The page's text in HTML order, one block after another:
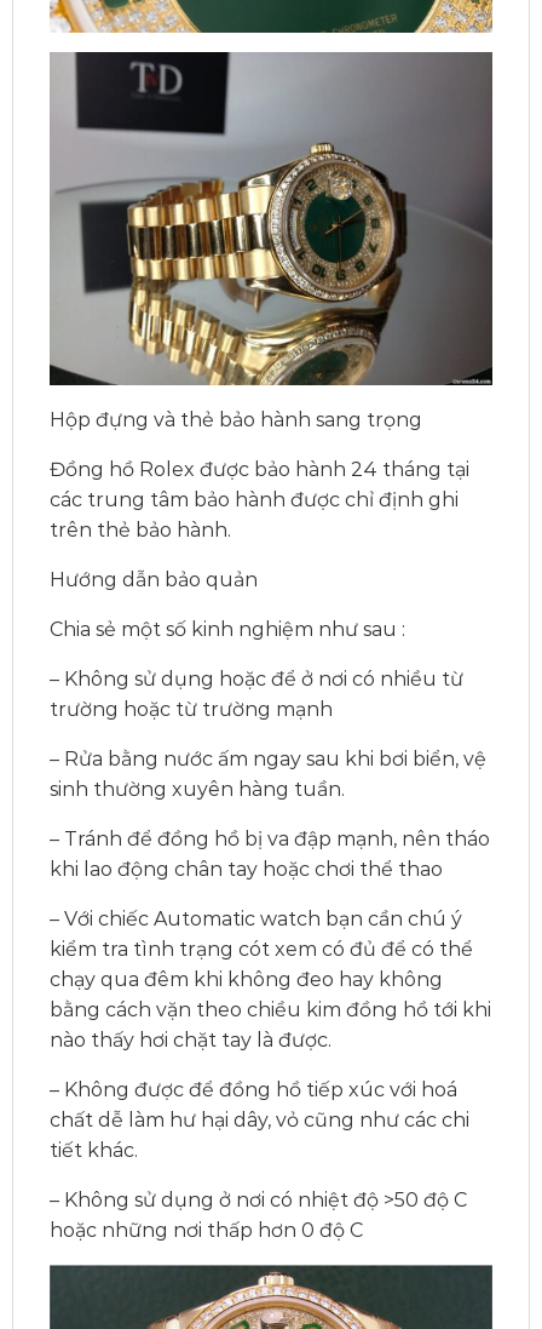
Hộp đựng và thẻ bảo hành sang trọng
Đồng hồ Rolex được bảo hành 24 tháng tại
các trung tâm bảo hành được chỉ định ghi
trên thẻ bảo hành.
Hướng dẫn bảo quản
Chia sẻ một số kinh nghiệm như sau :
– Không sử dụng hoặc để ở nơi có nhiều từ
trường hoặc từ trường mạnh
– Rửa bằng nước ấm ngay sau khi bơi biển, vệ
sinh thường xuyên hàng tuần.
– Tránh để đồng hồ bị va đập mạnh, nên tháo
khi lao động chân tay hoặc chơi thể thao
– Với chiếc Automatic watch bạn cần chú ý
kiểm tra tình trạng cót xem có đủ để có thể
chạy qua đêm khi không đeo hay không
bằng cách vặn theo chiều kim đồng hồ tới khi
nào thấy hơi chặt tay là được.
– Không được để đồng hồ tiếp xúc với hoá
chất dễ làm hư hại dây, vỏ cũng như các chi
tiết khác.
– Không sử dụng ở nơi có nhiệt độ >50 độ C
hoặc những nơi thấp hơn 0 độ C